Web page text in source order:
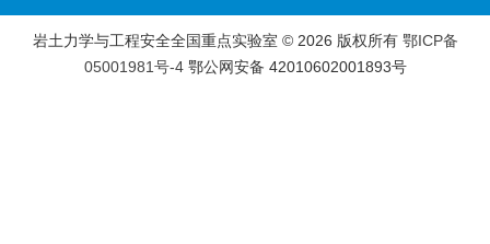
岩土力学与工程安全全国重点实验室 © 2026 版权所有 鄂ICP备
05001981号-4鄂公网安备 42010602001893号